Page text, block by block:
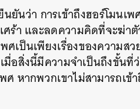
ยันว่า การเข้าถึงฮอร์โมนเ
ศร้า และลดความคิดที่จะฆ่
ศเป็นเพียงเรื่องของความ
มื่อสิ่งนี้มีความจำเป็นถึงขั้น
ศ หากพวกเขาไม่สามารถเ
SHARE